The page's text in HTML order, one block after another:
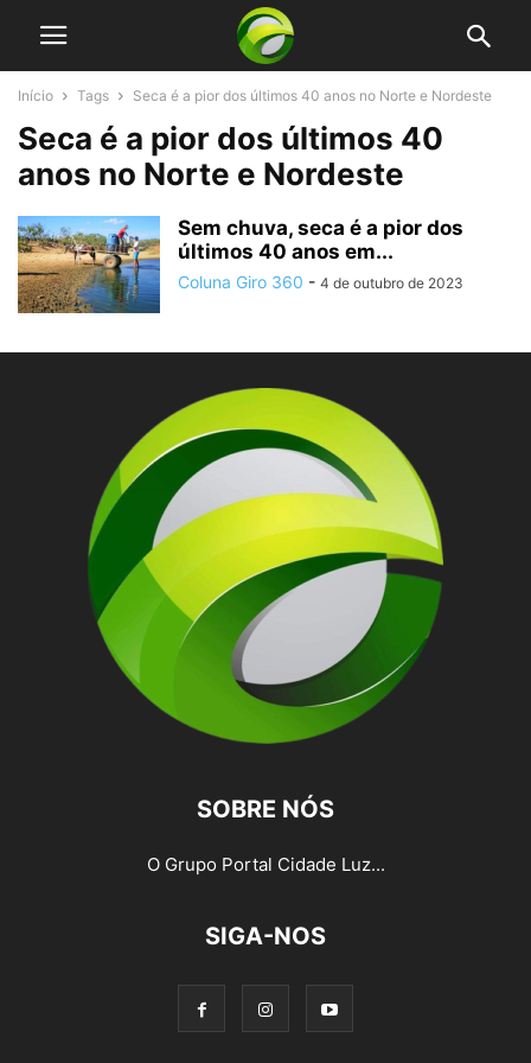
Início Tags Seca é a pior dos últimos 40 anos no Norte e Nordeste
Seca é a pior dos últimos 40
anos no Norte e Nordeste
Sem chuva, seca é a pior dos
últimos 40 anos em...
Coluna Giro 360 - 4 de outubro de 2023
SOBRE NÓS
O Grupo Portal Cidade Luz...
SIGA-NOS